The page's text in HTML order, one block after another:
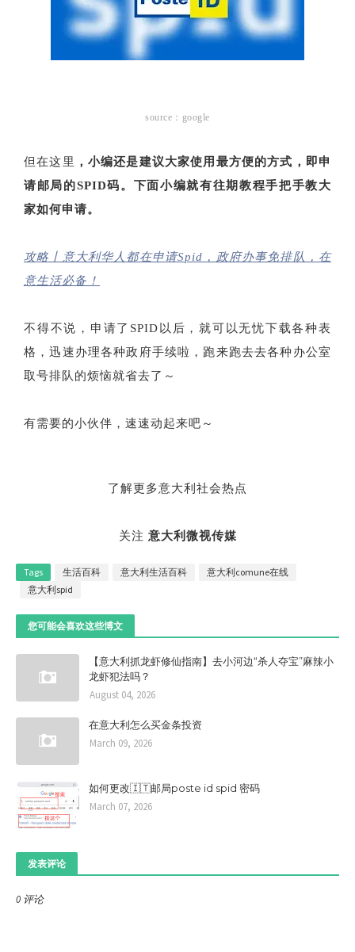
source：google
但在这里 ，小编还是建议大家使用最方便的方式，即申
请邮局的SPID码。下面小编就有往期教程手把手教大
家如何申请。
攻略丨意大利华人都在申请Spid，政府办事免排队，在
意生活必备！
不得不说，申请了SPID以后，就可以无忧下载各种表
格，迅速办理各种政府手续啦，跑来跑去去各种办公室
取号排队的烦恼就省去了～
有需要的小伙伴，速速动起来吧～
了解更多意大利社会热点
关注 意大利微视传媒
Tags 生活百科 意大利生活百科
意大利comune在线
意大利spid
您可能会喜欢这些博文
【意大利抓龙虾修仙指南】去小河边“杀人夺宝”麻辣小
龙虾犯法吗？
August 04, 2026
在意大利怎么买金条投资
March 09, 2026
如何更改🇮🇹邮局poste id spid 密码
March 07, 2026
发表评论
0 评论